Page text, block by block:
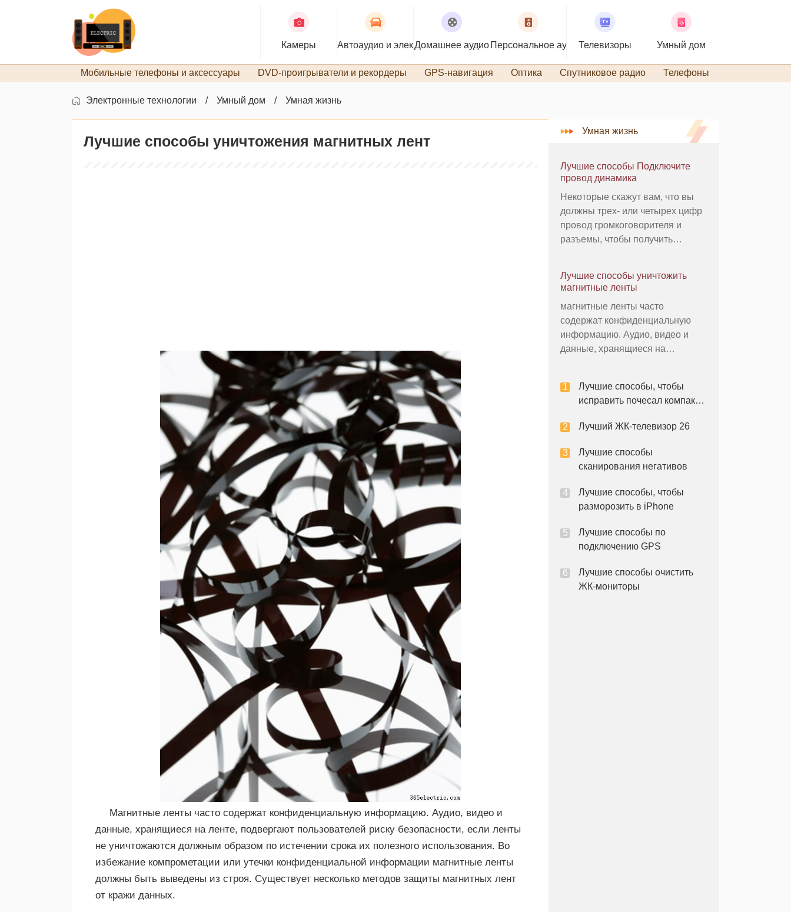
Камеры Автоаудио и электроникаДомашнее аудио Персональное аудиоТелевизоры Умный дом
Мобильные телефоны и аксессуары DVD-проигрыватели и рекордеры GPS-навигация Оптика Спутниковое радио Телефоны
Электронные технологии Умный дом Умная жизнь
Лучшие способы уничтожения магнитных лент
Магнитные ленты часто содержат конфиденциальную информацию. Аудио, видео и
данные, хранящиеся на ленте, подвергают пользователей риску безопасности, если ленты
не уничтожаются должным образом по истечении срока их полезного использования. Во
избежание компрометации или утечки конфиденциальной информации магнитные ленты
должны быть выведены из строя. Существует несколько методов защиты магнитных лент
от кражи данных.
Умная жизнь
Лучшие способы Подключите
провод динамика
Некоторые скажут вам, что вы
должны трех- или четырех цифр
провод громкоговорителя и
разъемы, чтобы получить
большинство людей не заметят
чтобы потопить, что многое из
вашего банковского счета в то,
что, вероятно, будет незначите
Лучшие способы уничтожить
магнитные ленты
магнитные ленты часто
содержат конфиденциальную
информацию. Аудио, видео и
данные, хранящиеся на
безопасности, если ленты не
правильно разрушен в конце их
избежать нарушения или утечки
конфиденциальной информации,
Лучшие способы, чтобы
исправить почесал компакт-
Лучший ЖК-телевизор 26
Лучшие способы
сканирования негативов
Лучшие способы, чтобы
разморозить в iPhone
Лучшие способы по
подключению GPS
Лучшие способы очистить
ЖК-мониторы